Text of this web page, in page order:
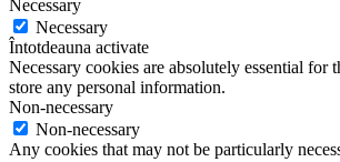
Necessary
Necessary
Întotdeauna activate
Necessary cookies are absolutely essential
store any personal information.
Non-necessary
Non-necessary
Any cookies that may not be particularly